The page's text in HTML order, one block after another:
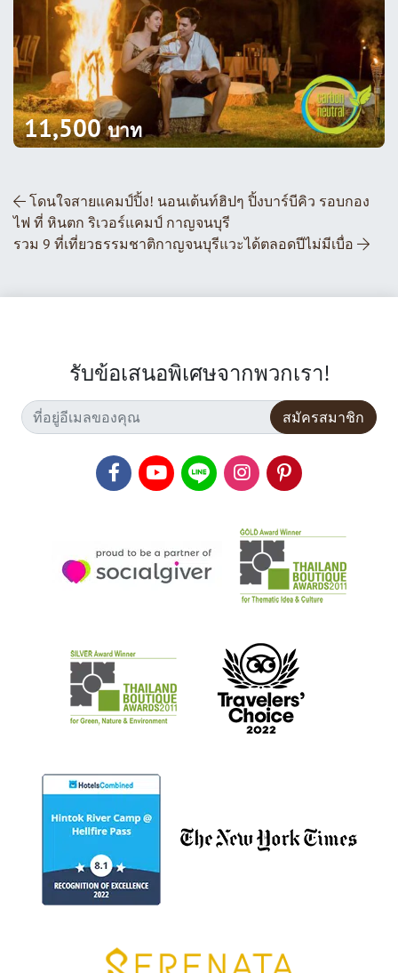
11,500บาท
ส่วนนำทางโพสต์
โดนใจสายแคมป์ปิ้ง! นอนเต้นท์ฮิปๆ ปิ้งบาร์บีคิว รอบกอง
ไฟ ที่ หินตก ริเวอร์แคมป์ กาญจนบุรี
รวม 9 ที่เที่ยวธรรมชาติกาญจนบุรีแวะได้ตลอดปีไม่มีเบื่อ
รับข้อเสนอพิเศษจากพวกเรา!
สมัครสมาชิก